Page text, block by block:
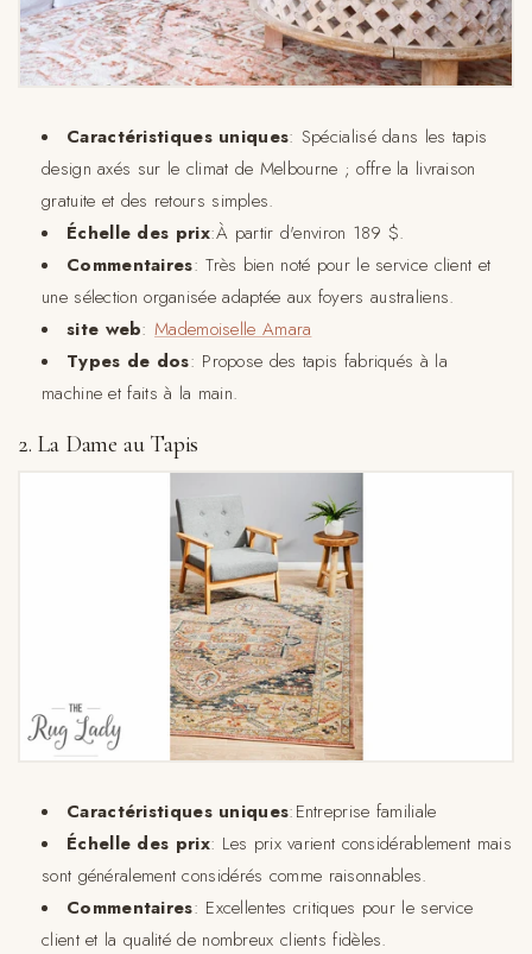
Caractéristiques uniques: Spécialisé dans les tapis
design axés sur le climat de Melbourne ; offre la livraison
gratuite et des retours simples.
Échelle des prix:À partir d'environ 189 $.
Commentaires: Très bien noté pour le service client et
une sélection organisée adaptée aux foyers australiens.
site web:Mademoiselle Amara
Types de dos: Propose des tapis fabriqués à la
machine et faits à la main.
2. La Dame au Tapis
Caractéristiques uniques:Entreprise familiale
Échelle des prix: Les prix varient considérablement mais
sont généralement considérés comme raisonnables.
Commentaires: Excellentes critiques pour le service
client et la qualité de nombreux clients fidèles.